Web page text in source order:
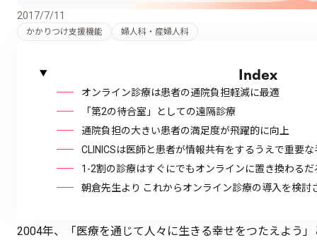
2017/7/11
かかりつけ支援機能 婦人科・産婦人科
Index
オンライン診療は患者の通院負担軽減に最適
「第2の待合室」としての遠隔診療
通院負担の大きい患者の満足度が飛躍的に向上
CLINICSは医師と患者が情報共有をするうえで重要
1-2割の診療はすぐにでもオンラインに置き換わるだ
朝倉先生より これからオンライン診療の導入を検討
2004年、「医療を通じて人々に生きる幸せをつたえよう